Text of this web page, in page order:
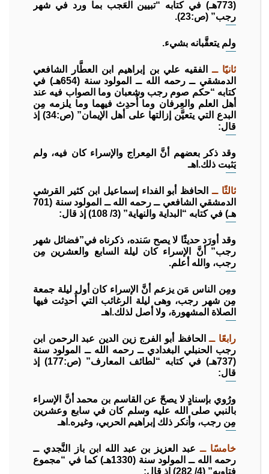
(773هـ) في كتابه “تبيين العَجب بما ورد في شهر
رجب” (ص:23).
ولم يتعقَّبانه بشيء.
ثانيًا ــ
الفقيه علي بن إبراهيم ابن العطَّار الشافعي
الدمشقي ــ رحمه الله ــ المولود سنة (654هـ) في
كتابه “حكم صوم رجب وشعبان وما الصواب فيه عند
أهل العلم والعِرفان وما أُحدِث فيهما وما يلزمه مِن
البدع التي يتعيَّن إزالتها على أهل الإيمان” (ص:34) إذ
قال:
وقد ذكر بعضهم أنَّ المِعراج والإسراء كان فيه، ولم
يَثبت ذلك.اهـ
ثالثًا ــالحافظ أبو الفداء إسماعيل ابن كثير القرشي
الدمشقي الشافعي ــ رحمه الله ــ المولود سنة (701
هـ) في كتابه “البداية والنهاية” (3/ 108) إذ قال:
وقد أورَد حديثًا لا يصح سَنده، ذكرناه في”فضائل شهر
رجب” أنَّ الإسراء كان ليلة السابع والعشرين مِن
رجب، والله أعلم.
ومِن الناس مَن يزعم أنَّ الإسراء كان أول ليلة جمعة
مِن شهر رجب، وهى ليلة الرغائب التي أُحدِثت فيها
الصلاة المشهورة، ولا أصل لذلك.اهـ
رابعًا ــالحافظ أبو الفرج زين الدين عبد الرحمن ابن
رجب الحنبلي البغدادي ــ رحمه الله ــ المولود سنة
(737هـ) في كتابه “لطائف المعارف” (ص:177) إذ
قال:
ورُوي بإسنادٍ لا يصحّ عن القاسم بن محمد أنَّ الإسراء
بالنبي صلى الله عليه وسلم كان في سابع وعشرين
مِن رجب، وأنكر ذلك إبراهيم الحربي، وغيره.اهـ
خامسًا ــعبد العزيز بن عبد الله ابن باز النَّجدي ــ
رحمه الله ــ المولود سنة (1330هـ) كما في “مجموع
فتاويه” (4/ 282) إذ قال: